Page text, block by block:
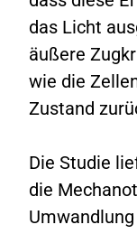
das Licht
äußere
wie die
Zustand
Die Studie
die